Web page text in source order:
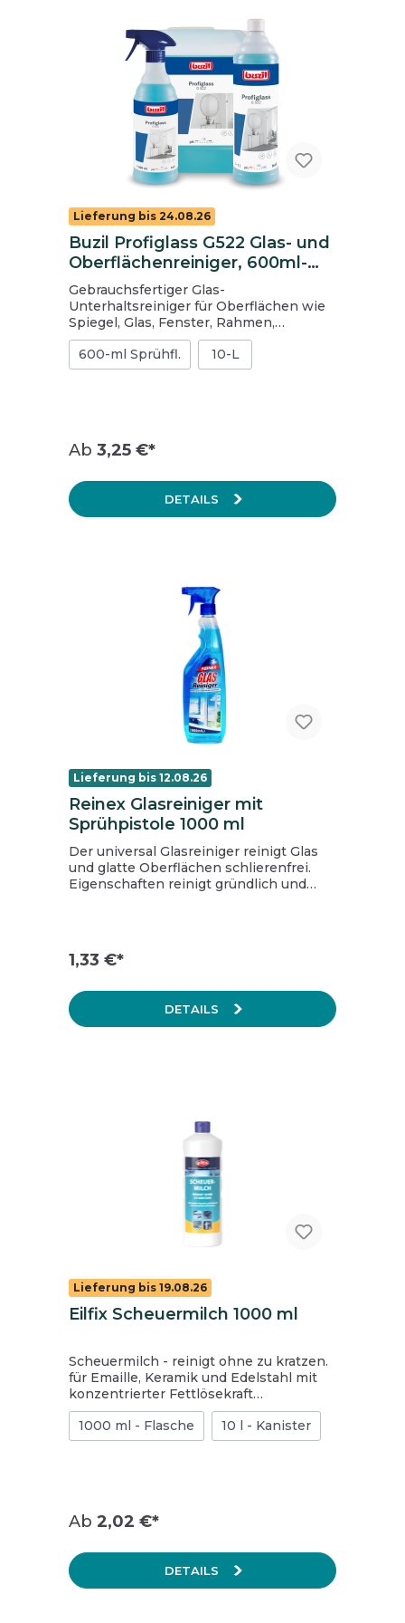
Lieferung bis 24.08.26
Buzil Profiglass G522 Glas- und
Oberflächenreiniger, 600ml-
Sprühflasche
Gebrauchsfertiger Glas-
Unterhaltsreiniger für Oberflächen wie
Spiegel, Glas, Fenster, Rahmen,
Kunststoff und Kfz-Scheiben. für alle
wasserbeständigen Oberflächen
punktuelle Reinigung möglich trocknet
600-ml Sprühfl. 10-L
Ab 3,25 €*
DETAILS
Lieferung bis 12.08.26
Reinex Glasreiniger mit
Sprühpistole 1000 ml
Der universal Glasreiniger reinigt Glas
und glatte Oberflächen schlierenfrei.
Eigenschaften reinigt gründlich und
alle abwaschbare Oberflächen
1,33 €*
DETAILS
Lieferung bis 19.08.26
Eilfix Scheuermilch 1000 ml
Scheuermilch - reinigt ohne zu kratzen.
für Emaille, Keramik und Edelstahl mit
konzentrierter Fettlösekraft
Oberflächenschutz durch
umweltneutrale, mikrofeine
Reibekörper rückfettend durch
1000 ml - Flasche 10 l - Kanister
Ab 2,02 €*
DETAILS